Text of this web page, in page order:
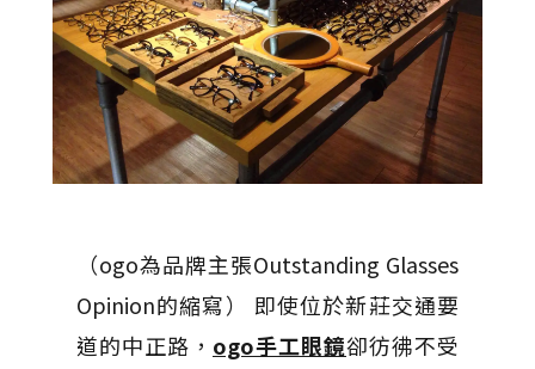
（ogo為品牌主張Outstanding Glasses
Opinion的縮寫） 即使位於新莊交通要
道的中正路， ogo手工眼鏡卻彷彿不受